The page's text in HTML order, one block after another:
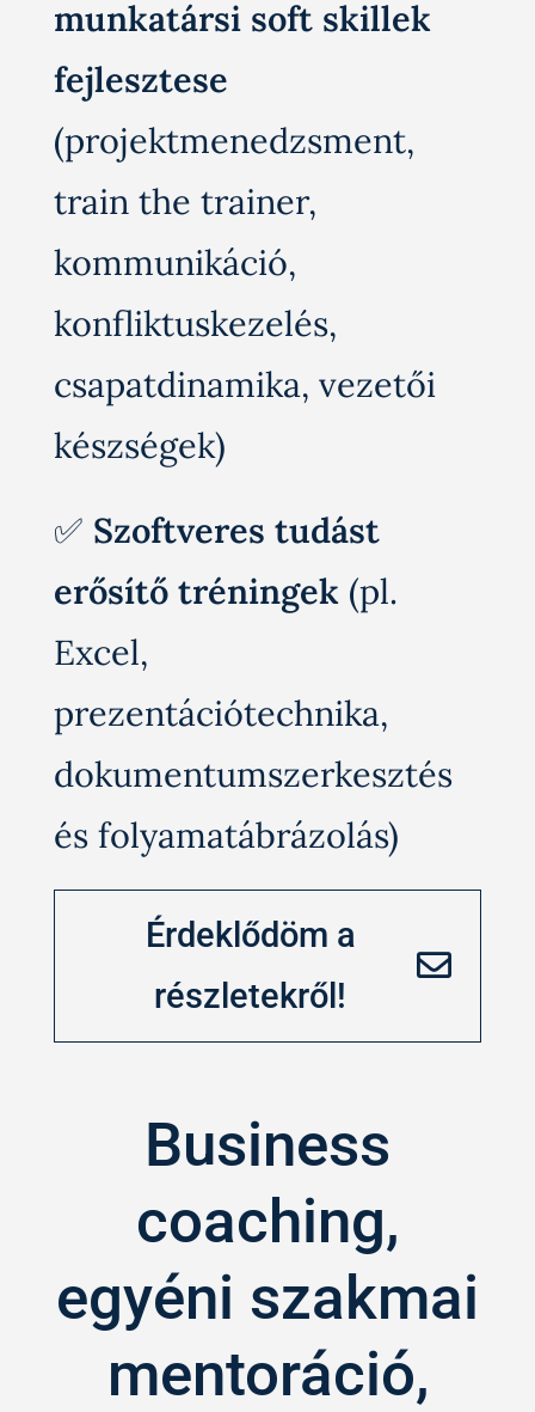
munkatársi soft skillek
fejlesztese
(projektmenedzsment,
train the trainer,
kommunikáció,
konfliktuskezelés,
csapatdinamika, vezetői
készségek)
✅ Szoftveres tudást
erősítő tréningek(pl.
Excel,
prezentációtechnika,
dokumentumszerkesztés
és folyamatábrázolás)
Érdeklődöm a
részletekről!
Business
coaching,
egyéni szakmai
mentoráció,